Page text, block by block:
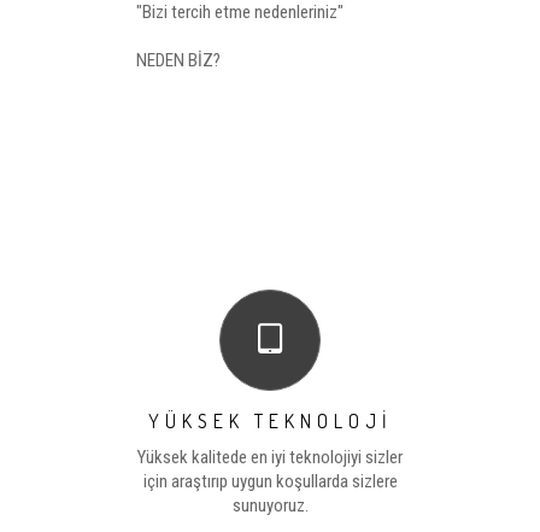
"Bizi tercih etme nedenleriniz"
NEDEN BİZ?
YÜKSEK TEKNOLOJİ
Yüksek kalitede en iyi teknolojiyi sizler
için araştırıp uygun koşullarda sizlere
sunuyoruz.